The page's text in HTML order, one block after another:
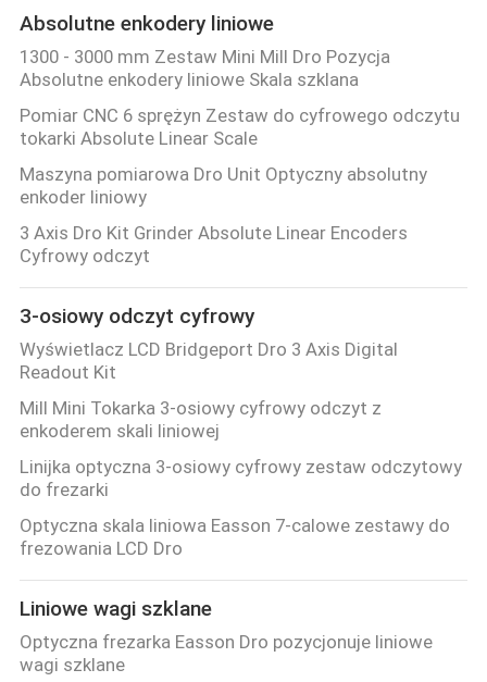
Absolutne enkodery liniowe
1300 - 3000 mm Zestaw Mini Mill Dro Pozycja
Absolutne enkodery liniowe Skala szklana
Pomiar CNC 6 sprężyn Zestaw do cyfrowego odczytu
tokarki Absolute Linear Scale
Maszyna pomiarowa Dro Unit Optyczny absolutny
enkoder liniowy
3 Axis Dro Kit Grinder Absolute Linear Encoders
Cyfrowy odczyt
3-osiowy odczyt cyfrowy
Wyświetlacz LCD Bridgeport Dro 3 Axis Digital
Readout Kit
Mill Mini Tokarka 3-osiowy cyfrowy odczyt z
enkoderem skali liniowej
Linijka optyczna 3-osiowy cyfrowy zestaw odczytowy
do frezarki
Optyczna skala liniowa Easson 7-calowe zestawy do
frezowania LCD Dro
Liniowe wagi szklane
Optyczna frezarka Easson Dro pozycjonuje liniowe
wagi szklane